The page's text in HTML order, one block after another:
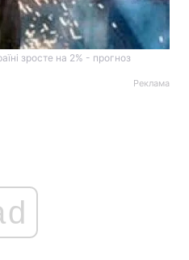
зросте на 2% - прогноз
Реклама